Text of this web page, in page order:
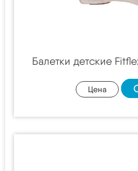
Балетки детские
Цена